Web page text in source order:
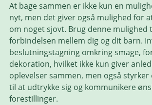
At bage sammen er ikke kun en
nyt, men det giver også mulighed for
om noget sjovt. Brug denne mulighed
forbindelsen mellem dig og dit barn.
beslutningstagning omkring smage,
dekoration, hvilket ikke kun giver
oplevelser sammen, men også
til at udtrykke sig og kommunikere
forestillinger.